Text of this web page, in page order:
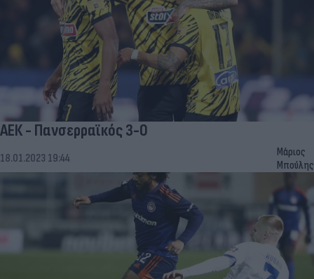
ΑΕΚ - Πανσερραϊκός 3-0
18.01.2023 19:44
Μάριος
Μπούλης